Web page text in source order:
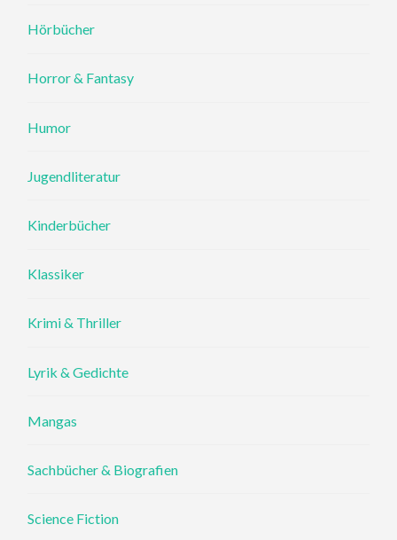
Hörbücher
Horror & Fantasy
Humor
Jugendliteratur
Kinderbücher
Klassiker
Krimi & Thriller
Lyrik & Gedichte
Mangas
Sachbücher & Biografien
Science Fiction